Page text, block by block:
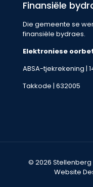
Finansiële
Die gemeente se
finansiële bydraes.
Elektroniese
ABSA-tjekrekening |
Takkode | 632005
© 2026 Stellenberg
Website